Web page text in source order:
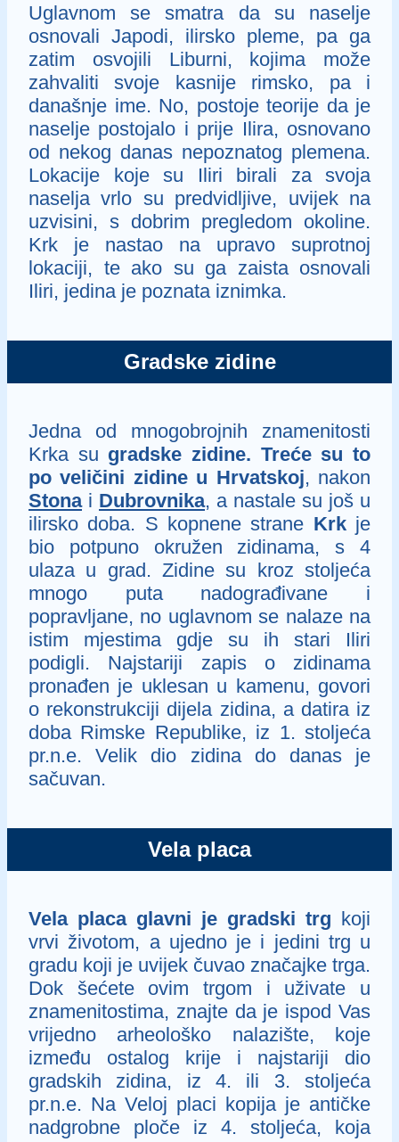
Uglavnom se smatra da su naselje
osnovali Japodi, ilirsko pleme, pa ga
zatim osvojili Liburni, kojima može
zahvaliti svoje kasnije rimsko, pa i
današnje ime. No, postoje teorije da je
naselje postojalo i prije Ilira, osnovano
od nekog danas nepoznatog plemena.
Lokacije koje su Iliri birali za svoja
naselja vrlo su predvidljive, uvijek na
uzvisini, s dobrim pregledom okoline.
Krk je nastao na upravo suprotnoj
lokaciji, te ako su ga zaista osnovali
Iliri, jedina je poznata iznimka.
Gradske zidine
Jedna od mnogobrojnih znamenitosti
Krka su gradske zidine. Treće su to
po veličini zidine u Hrvatskoj, nakon
Stonai Dubrovnika, a nastale su još u
ilirsko doba. S kopnene strane Krkje
bio potpuno okružen zidinama, s 4
ulaza u grad. Zidine su kroz stoljeća
mnogo puta nadograđivane i
popravljane, no uglavnom se nalaze na
istim mjestima gdje su ih stari Iliri
podigli. Najstariji zapis o zidinama
pronađen je uklesan u kamenu, govori
o rekonstrukciji dijela zidina, a datira iz
doba Rimske Republike, iz 1. stoljeća
pr.n.e. Velik dio zidina do danas je
sačuvan.
Vela placa
Vela placa glavni je gradski trg koji
vrvi životom, a ujedno je i jedini trg u
gradu koji je uvijek čuvao značajke trga.
Dok šećete ovim trgom i uživate u
znamenitostima, znajte da je ispod Vas
vrijedno arheološko nalazište, koje
između ostalog krije i najstariji dio
gradskih zidina, iz 4. ili 3. stoljeća
pr.n.e. Na Veloj placi kopija je antičke
nadgrobne ploče iz 4. stoljeća, koja